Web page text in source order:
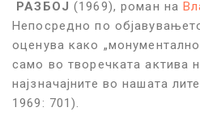
РАЗБОЈ (1969), роман на
Непосредно по
оценува како
само во творечката актива
најзначајните во нашата
1969: 701).